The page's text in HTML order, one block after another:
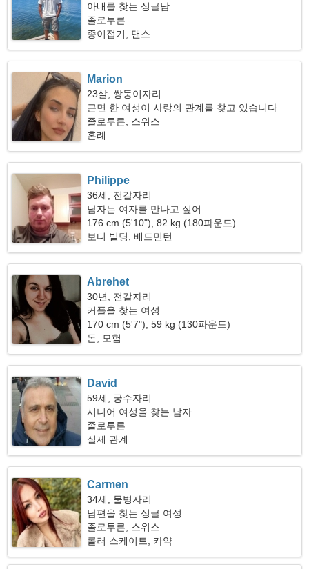
아내를 찾는 싱글남
졸로투른
종이접기, 댄스
Marion
23살, 쌍둥이자리
근면 한 여성이 사랑의 관계를 찾고 있습니다
졸로투른, 스위스
혼례
Philippe
36세, 전갈자리
남자는 여자를 만나고 싶어
176 cm (5'10"), 82 kg (180파운드)
보디 빌딩, 배드민턴
Abrehet
30년, 전갈자리
커플을 찾는 여성
170 cm (5'7"), 59 kg (130파운드)
돈, 모험
David
59세, 궁수자리
시니어 여성을 찾는 남자
졸로투른
실제 관계
Carmen
34세, 물병자리
남편을 찾는 싱글 여성
졸로투른, 스위스
롤러 스케이트, 카약